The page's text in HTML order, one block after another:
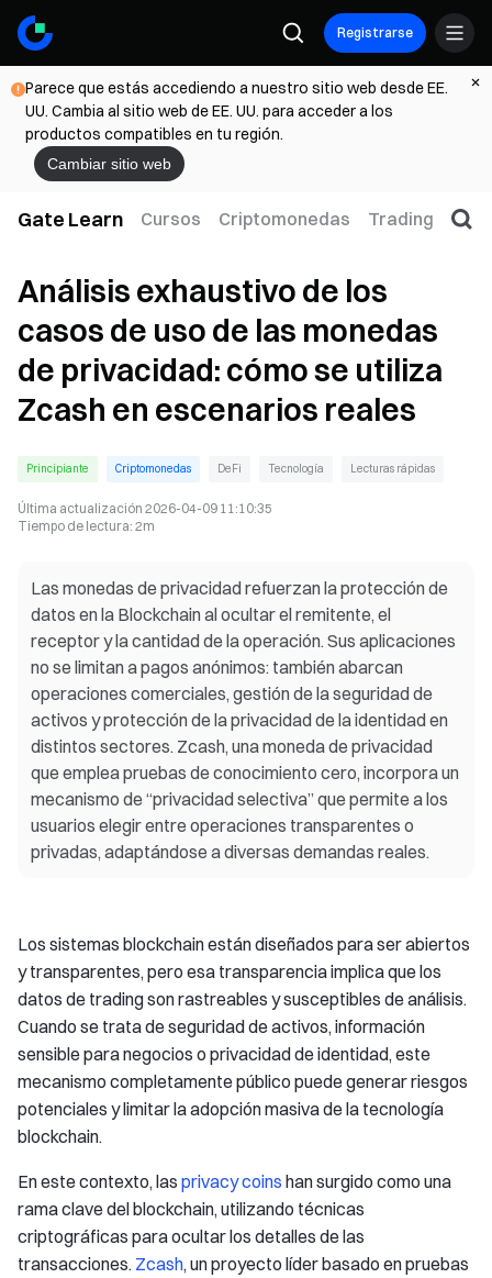
Registrarse
Parece que estás accediendo a nuestro sitio web desde EE.
UU. Cambia al sitio web de EE. UU. para acceder a los
productos compatibles en tu región.
Cambiar sitio web
Gate Learn Cursos Criptomonedas Trading
Análisis exhaustivo de los
casos de uso de las monedas
de privacidad: cómo se utiliza
Zcash en escenarios reales
Principiante Criptomonedas DeFi Tecnología Lecturas rápidas
Última actualización 2026-04-09 11:10:35
Tiempo de lectura: 2m
Las monedas de privacidad refuerzan la protección de
datos en la Blockchain al ocultar el remitente, el
receptor y la cantidad de la operación. Sus aplicaciones
no se limitan a pagos anónimos: también abarcan
operaciones comerciales, gestión de la seguridad de
activos y protección de la privacidad de la identidad en
distintos sectores. Zcash, una moneda de privacidad
que emplea pruebas de conocimiento cero, incorpora un
mecanismo de “privacidad selectiva” que permite a los
usuarios elegir entre operaciones transparentes o
privadas, adaptándose a diversas demandas reales.
Los sistemas blockchain están diseñados para ser abiertos
y transparentes, pero esa transparencia implica que los
datos de trading son rastreables y susceptibles de análisis.
Cuando se trata de seguridad de activos, información
sensible para negocios o privacidad de identidad, este
mecanismo completamente público puede generar riesgos
potenciales y limitar la adopción masiva de la tecnología
blockchain.
En este contexto, las privacy coins han surgido como una
rama clave del blockchain, utilizando técnicas
criptográficas para ocultar los detalles de las
transacciones. Zcash, un proyecto líder basado en pruebas